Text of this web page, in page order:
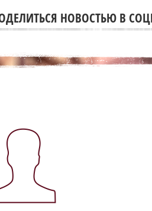
НОВОСТЬЮ В